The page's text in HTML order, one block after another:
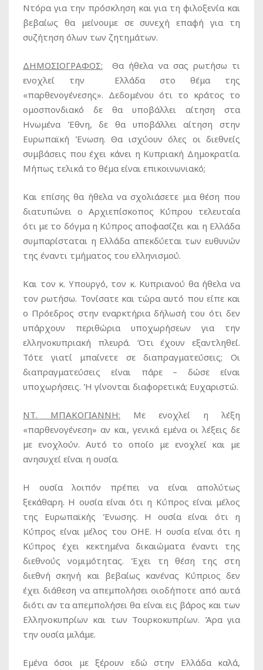
Ντόρα για την πρόσκληση και για τη φιλοξενία και
βεβαίως θα μείνουμε σε συνεχή επαφή για τη
συζήτηση όλων των ζητημάτων.
ΔΗΜΟΣΙΟΓΡΑΦΟΣ: Θα ήθελα να σας ρωτήσω τι
ενοχλεί την Ελλάδα στο θέμα της
«παρθενογένεσης». Δεδομένου ότι το κράτος το
ομοσπονδιακό δε θα υποβάλλει αίτηση στα
Ηνωμένα Έθνη, δε θα υποβάλλει αίτηση στην
Ευρωπαϊκή Ένωση. Θα ισχύουν όλες οι διεθνείς
συμβάσεις που έχει κάνει η Κυπριακή Δημοκρατία.
Μήπως τελικά το θέμα είναι επικοινωνιακό;
Και επίσης θα ήθελα να σχολιάσετε μια θέση που
διατυπώνει ο Αρχιεπίσκοπος Κύπρου τελευταία
ότι με το δόγμα η Κύπρος αποφασίζει και η Ελλάδα
συμπαρίσταται η Ελλάδα απεκδύεται των ευθυνών
της έναντι τμήματος του ελληνισμού.
Και τον κ. Υπουργό, τον κ. Κυπριανού θα ήθελα να
τον ρωτήσω. Τονίσατε και τώρα αυτό που είπε και
ο Πρόεδρος στην εναρκτήρια δήλωσή του ότι δεν
υπάρχουν περιθώρια υποχωρήσεων για την
ελληνοκυπριακή πλευρά. Ότι έχουν εξαντληθεί.
Τότε γιατί μπαίνετε σε διαπραγματεύσεις; Οι
διαπραγματεύσεις είναι πάρε – δώσε είναι
υποχωρήσεις. Ή γίνονται διαφορετικά; Ευχαριστώ.
ΝΤ. ΜΠΑΚΟΓΙΑΝΝΗ: Με ενοχλεί η λέξη
«παρθενογένεση» αν και, γενικά εμένα οι λέξεις δε
με ενοχλούν. Αυτό το οποίο με ενοχλεί και με
ανησυχεί είναι η ουσία.
Η ουσία λοιπόν πρέπει να είναι απολύτως
ξεκάθαρη. Η ουσία είναι ότι η Κύπρος είναι μέλος
της Ευρωπαϊκής Ένωσης. Η ουσία είναι ότι η
Κύπρος είναι μέλος του ΟΗΕ. Η ουσία είναι ότι η
Κύπρος έχει κεκτημένα δικαιώματα έναντι της
διεθνούς νομιμότητας. Έχει τη θέση της στη
διεθνή σκηνή και βεβαίως κανένας Κύπριος δεν
έχει διάθεση να απεμπολήσει οιοδήποτε από αυτά
διότι αν τα απεμπολήσει θα είναι εις βάρος και των
Ελληνοκυπρίων και των Τουρκοκυπρίων. Άρα για
την ουσία μιλάμε.
Εμένα όσοι με ξέρουν εδώ στην Ελλάδα καλά,